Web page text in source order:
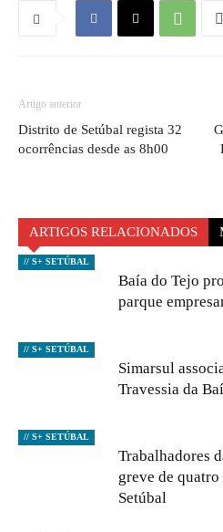
Artigo anterior
Distrito de Setúbal regista 32
ocorrências desde as 8h00
ARTIGOS RELACIONADOS
// S+ SETÚBAL
Baía do Tejo
parque
// S+ SETÚBAL
Simarsul
Travessia da
// S+ SETÚBAL
Trabalhadores
greve de
Setúbal